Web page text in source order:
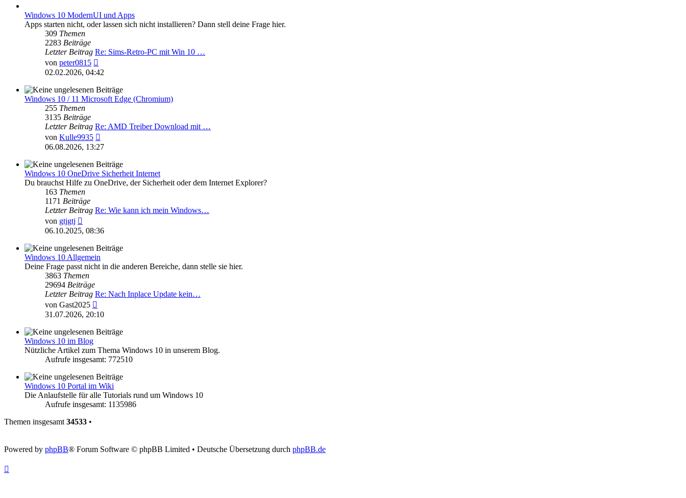
Windows 10 ModernUI und Apps
Apps starten nicht, oder lassen sich nicht installieren? Dann stell deine Frage hier.
309 Themen
2283 Beiträge
Letzter Beitrag Re: Sims-Retro-PC mit Win 10 …
von peter0815
Beitrag
02.02.2026, 04:42
Windows 10 / 11 Microsoft Edge (Chromium)
255 Themen
3135 Beiträge
Letzter Beitrag Re: AMD Treiber Download mit …
von Kulle9935
Beitrag
06.08.2026, 13:27
Windows 10 OneDrive Sicherheit Internet
Du brauchst Hilfe zu OneDrive, der Sicherheit oder dem Internet Explorer?
163 Themen
1171 Beiträge
Letzter Beitrag Re: Wie kann ich mein Windows…
von gtjgtj
Beitrag
06.10.2025, 08:36
Windows 10 Allgemein
Deine Frage passt nicht in die anderen Bereiche, dann stelle sie hier.
3863 Themen
29694 Beiträge
Letzter Beitrag Re: Nach Inplace Update kein…
von Gast2025
Beitrag
31.07.2026, 20:10
Windows 10 im Blog
Nützliche Artikel zum Thema Windows 10 in unserem Blog.
Aufrufe insgesamt: 772510
Windows 10 Portal im Wiki
Die Anlaufstelle für alle Tutorials rund um Windows 10
Aufrufe insgesamt: 1135986
Themen insgesamt 34533 •
Powered by phpBB® Forum Software © phpBB Limited • Deutsche Übersetzung durch phpBB.de